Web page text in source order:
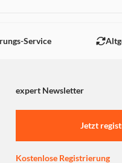
Service
expert Newsletter
Jetzt
Kostenlose Registrierung